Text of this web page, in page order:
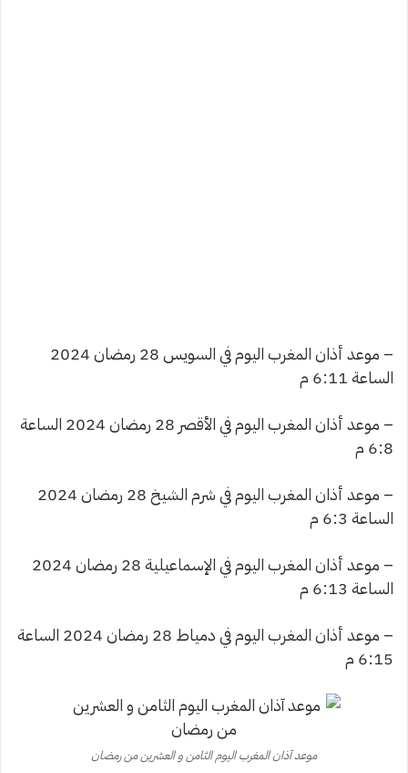
– موعد أذان المغرب اليوم في السويس 28 رمضان 2024
الساعة 6:11 م
– موعد أذان المغرب اليوم في الأقصر 28 رمضان 2024 الساعة
6:8 م
– موعد أذان المغرب اليوم في شرم الشيخ 28 رمضان 2024
الساعة 6:3 م
– موعد أذان المغرب اليوم في الإسماعيلية 28 رمضان 2024
الساعة 6:13 م
– موعد أذان المغرب اليوم في دمياط 28 رمضان 2024 الساعة
6:15 م
موعد آذان المغرب اليوم الثامن و العشرين من رمضان